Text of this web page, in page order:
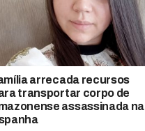
arrecada recursos
transportar corpo de
assassinada na